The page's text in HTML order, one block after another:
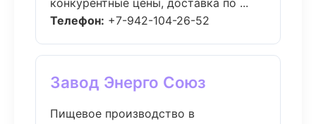
конкурентные цены, доставка по ...
Телефон: +7-942-104-26-52
Завод Энерго Союз
Пищевое производство в